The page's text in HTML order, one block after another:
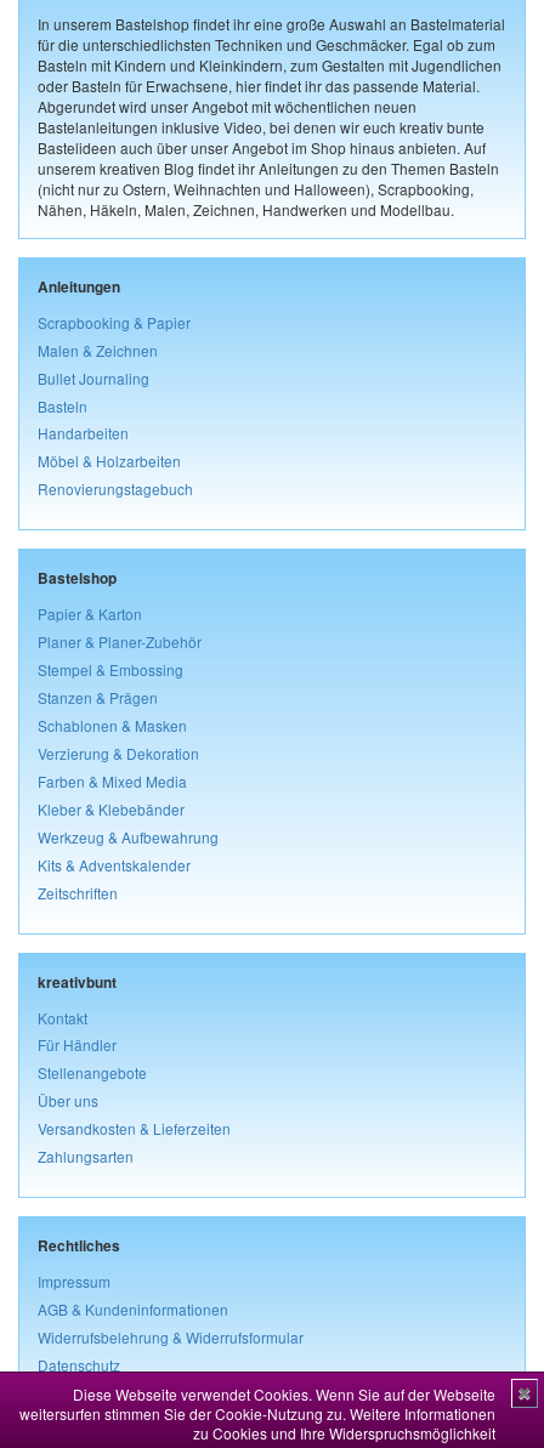
Diese Webseite verwendet Cookies. Wenn Sie auf der Webseite
weitersurfen stimmen Sie der Cookie-Nutzung zu. Weitere Informationen
zu Cookies und Ihre Widerspruchsmöglichkeit
✖
In unserem Bastelshop findet ihr eine große Auswahl an Bastelmaterial
für die unterschiedlichsten Techniken und Geschmäcker. Egal ob zum
Basteln mit Kindern und Kleinkindern, zum Gestalten mit Jugendlichen
oder Basteln für Erwachsene, hier findet ihr das passende Material.
Abgerundet wird unser Angebot mit wöchentlichen neuen
Bastelanleitungen inklusive Video, bei denen wir euch kreativ bunte
Bastelideen auch über unser Angebot im Shop hinaus anbieten. Auf
unserem kreativen Blog findet ihr Anleitungen zu den Themen Basteln
(nicht nur zu Ostern, Weihnachten und Halloween), Scrapbooking,
Nähen, Häkeln, Malen, Zeichnen, Handwerken und Modellbau.
Anleitungen
Scrapbooking & Papier
Malen & Zeichnen
Bullet Journaling
Basteln
Handarbeiten
Möbel & Holzarbeiten
Renovierungstagebuch
Bastelshop
Papier & Karton
Planer & Planer-Zubehör
Stempel & Embossing
Stanzen & Prägen
Schablonen & Masken
Verzierung & Dekoration
Farben & Mixed Media
Kleber & Klebebänder
Werkzeug & Aufbewahrung
Kits & Adventskalender
Zeitschriften
kreativbunt
Kontakt
Für Händler
Stellenangebote
Über uns
Versandkosten & Lieferzeiten
Zahlungsarten
Rechtliches
Impressum
AGB & Kundeninformationen
Widerrufsbelehrung & Widerrufsformular
Datenschutz
Vertrag widerrufen